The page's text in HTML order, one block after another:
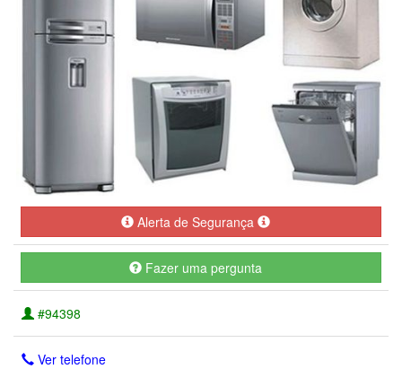
Alerta de Segurança
Fazer uma pergunta
#94398
Ver telefone